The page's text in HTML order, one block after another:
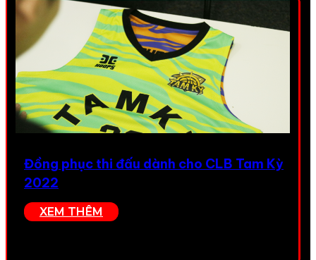
Đồng phục thi đấu dành cho CLB Tam Kỳ
2022
XEM THÊM